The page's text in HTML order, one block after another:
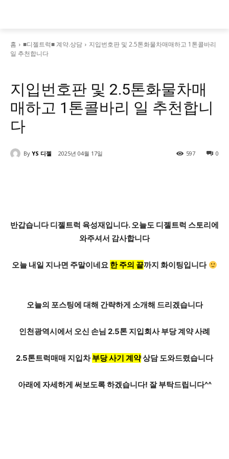
홈 ■디젤트럭■ 계약.상담
지입번호판 및 2.5톤화물차매매하고 1톤콜바리
일 추천합니다
지입번호판 및 2.5톤화물차매
매하고 1톤콜바리 일 추천합니
다
By YS 디젤 2025년 04월 17일 0
597
반갑습니다디젤트럭 육성재입니다.오늘도 디젤트럭 스토리에
와주셔서 감사합니다
오늘 내일 지나면 주말이네요 한 주의 끝까지 화이팅입니다
오늘의 포스팅에 대해 간략하게 소개해 드리겠습니다
인천광역시에서 오신 손님 2.5톤 지입회사 부당 계약 사례
2.5톤트럭매매 지입차부당 사기 계약상담 도와드렸습니다
아래에 자세하게 써보도록 하겠습니다! 잘 부탁드립니다^^